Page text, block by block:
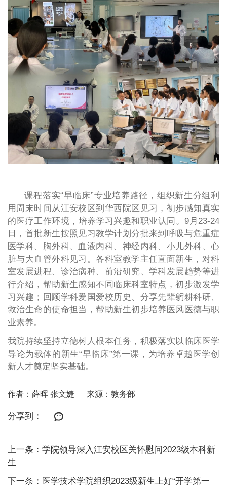
课程落实“早临床”专业培养路径，组织新生分组利
用周末时间从江安校区到华西院区见习，初步感知真实
的医疗工作环境，培养学习兴趣和职业认同。9月23-24
日，首批新生按照见习教学计划分批来到呼吸与危重症
医学科、胸外科、血液内科、神经内科、小儿外科、心
脏与大血管外科见习。各科室教学主任直面新生，对科
室发展进程、诊治病种、前沿研究、学科发展趋势等进
行介绍，帮助新生感知不同临床科室特点，初步激发学
习兴趣；回顾学科爱国爱校历史、分享先辈躬耕科研、
救治生命的使命担当，帮助新生初步培养医风医德与职
业素养。
我院持续坚持立德树人根本任务，积极落实以临床医学
导论为载体的新生“早临床”第一课，为培养卓越医学创
新人才奠定坚实基础。
作者：薛晖 张文婕 来源：教务部
分享到：
上一条：学院领导深入江安校区关怀慰问2023级本科新
生
下一条：医学技术学院组织2023级新生上好“开学第一